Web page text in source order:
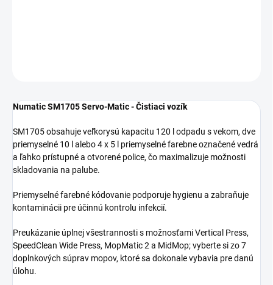
Numatic SM1705 Servo-Matic - Čistiaci vozík
SM1705 obsahuje veľkorysú kapacitu 120 l odpadu s vekom, dve
priemyselné 10 l alebo 4 x 5 l priemyselné farebne označené vedrá
a ľahko prístupné a otvorené police, čo maximalizuje možnosti
skladovania na palube.
Priemyselné farebné kódovanie podporuje hygienu a zabraňuje
kontaminácii pre účinnú kontrolu infekcií.
Preukázanie úplnej všestrannosti s možnosťami Vertical Press,
SpeedClean Wide Press, MopMatic 2 a MidMop; vyberte si zo 7
doplnkových súprav mopov, ktoré sa dokonale vybavia pre danú
úlohu.